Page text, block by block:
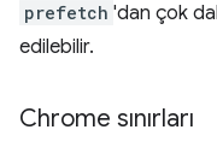
prefetch 'dan çok
edilebilir.
Chrome sınırları